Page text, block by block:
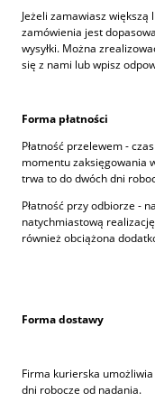
Jeżeli zamawiasz większą
zamówienia jest
wysyłki. Można
się z nami lub wpisz
Forma płatności
Płatność przelewem -
momentu zaksięgowania
trwa to do dwóch dni
Płatność przy odbiorze -
natychmiastową
również obciążona
Forma dostawy
Firma kurierska
dni robocze od nadania.